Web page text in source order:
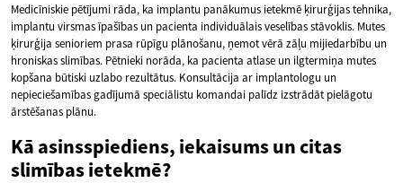
Medicīniskie pētījumi rāda, ka implantu panākumus ietekmē ķirurģijas tehnika,
implantu virsmas īpašības un pacienta individuālais veselības stāvoklis. Mutes
ķirurģija senioriem prasa rūpīgu plānošanu, ņemot vērā zāļu mijiedarbību un
hroniskas slimības. Pētnieki norāda, ka pacienta atlase un ilgtermiņa mutes
kopšana būtiski uzlabo rezultātus. Konsultācija ar implantologu un
nepieciešamības gadījumā speciālistu komandai palīdz izstrādāt pielāgotu
ārstēšanas plānu.
Kā asinsspiediens, iekaisums un citas
slimības ietekmē?